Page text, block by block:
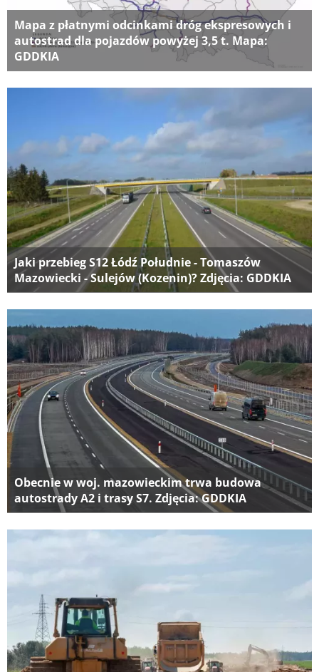
Mapa z płatnymi odcinkami dróg ekspresowych i
autostrad dla pojazdów powyżej 3,5 t. Mapa:
GDDKIA
Jaki przebieg S12 Łódź Południe - Tomaszów
Mazowiecki - Sulejów (Kozenin)? Zdjęcia: GDDKIA
Obecnie w woj. mazowieckim trwa budowa
autostrady A2 i trasy S7. Zdjęcia: GDDKIA